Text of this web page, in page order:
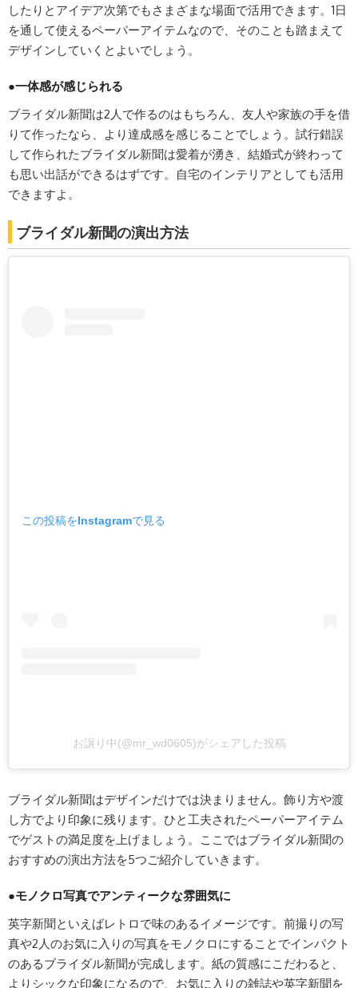
したりとアイデア次第でもさまざまな場面で活用できます。1日
を通して使えるペーパーアイテムなので、そのことも踏まえて
デザインしていくとよいでしょう。
●一体感が感じられる
ブライダル新聞は2人で作るのはもちろん、友人や家族の手を借
りて作ったなら、より達成感を感じることでしょう。試行錯誤
して作られたブライダル新聞は愛着が湧き、結婚式が終わって
も思い出話ができるはずです。自宅のインテリアとしても活用
できますよ。
ブライダル新聞の演出方法
この投稿をInstagramで見る
お譲り中(@mr_wd0605)がシェアした投稿
ブライダル新聞はデザインだけでは決まりません。飾り方や渡
し方でより印象に残ります。ひと工夫されたペーパーアイテム
でゲストの満足度を上げましょう。ここではブライダル新聞の
おすすめの演出方法を5つご紹介していきます。
●モノクロ写真でアンティークな雰囲気に
英字新聞といえばレトロで味のあるイメージです。前撮りの写
真や2人のお気に入りの写真をモノクロにすることでインパクト
のあるブライダル新聞が完成します。紙の質感にこだわると、
よりシックな印象になるので、お気に入りの雑誌や英字新聞を